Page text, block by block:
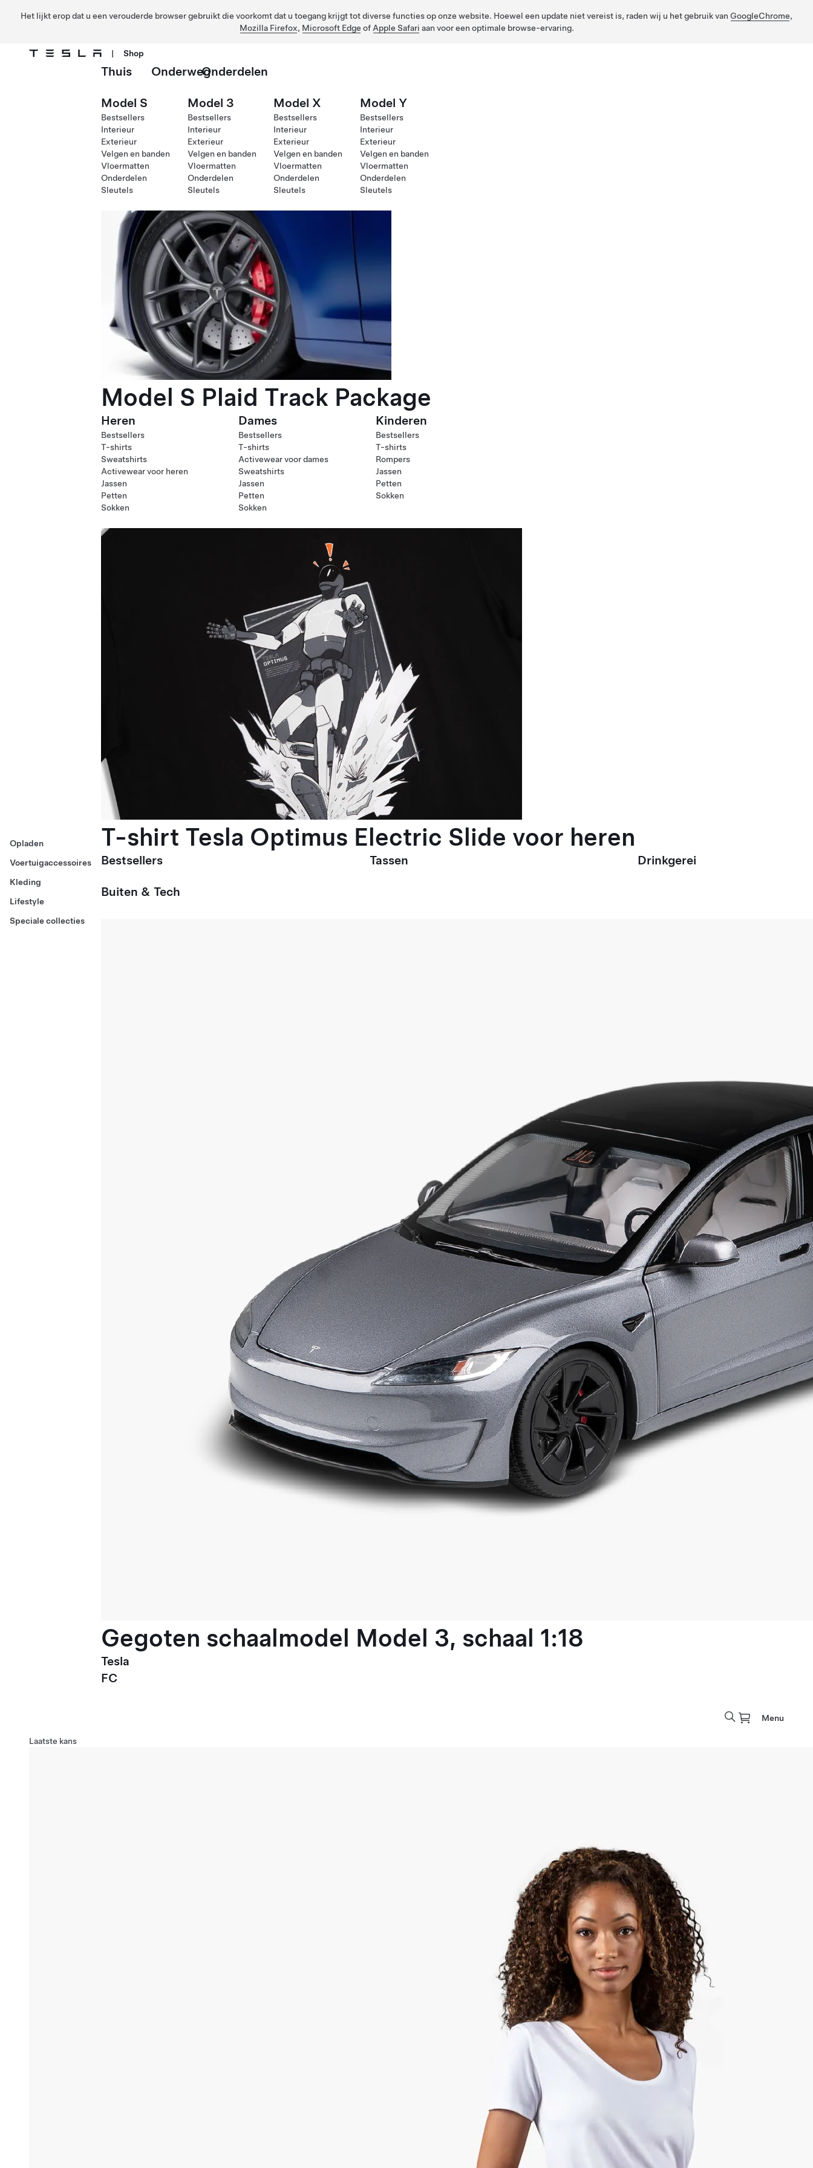
Het lijkt erop dat u een verouderde browser gebruikt die voorkomt dat u toegang krijgt tot diverse functies op onze website. Hoewel een update niet vereist is, raden wij u het gebruik van GoogleChrome,
Mozilla Firefox, Microsoft Edge of Apple Safari aan voor een optimale browse-ervaring.
| Shop
Opladen
Voertuigaccessoires
Kleding
Lifestyle
Speciale collecties
Thuis OnderwegOnderdelen
Model S
Bestsellers
Interieur
Exterieur
Velgen en banden
Vloermatten
Onderdelen
Sleutels
Model 3
Bestsellers
Interieur
Exterieur
Velgen en banden
Vloermatten
Onderdelen
Sleutels
Model X
Bestsellers
Interieur
Exterieur
Velgen en banden
Vloermatten
Onderdelen
Sleutels
Model Y
Bestsellers
Interieur
Exterieur
Velgen en banden
Vloermatten
Onderdelen
Sleutels
Model S Plaid Track Package
Heren
Bestsellers
T-shirts
Sweatshirts
Activewear voor heren
Jassen
Petten
Sokken
Dames
Bestsellers
T-shirts
Activewear voor dames
Sweatshirts
Jassen
Petten
Sokken
Kinderen
Bestsellers
T-shirts
Rompers
Jassen
Petten
Sokken
T-shirt Tesla Optimus Electric Slide voor heren
Bestsellers Tassen Drinkgerei
Buiten & Tech
Gegoten schaalmodel Model 3, schaal 1:18
Tesla
FC
Menu
Laatste kans